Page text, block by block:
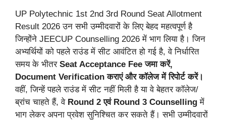
UP Polytechnic 1st 2nd 3rd Round Seat Allotment
Result 2026 उन सभी उम्मीदवारों के लिए बेहद महत्वपूर्ण है
जिन्होंने JEECUP Counselling 2026 में भाग लिया है। जिन
अभ्यर्थियों को पहले राउंड में सीट आवंटित हो गई है, वे निर्धारित
समय के भीतर Seat Acceptance Fee जमा करें,
Document Verification कराएं और कॉलेज में रिपोर्ट करें।
वहीं, जिन्हें पहले राउंड में सीट नहीं मिली है या वे बेहतर कॉलेज/
ब्रांच चाहते हैं, वे Round 2 एवं Round 3 Counselling में
भाग लेकर अपना प्रवेश सुनिश्चित कर सकते हैं। सभी उम्मीदवारों